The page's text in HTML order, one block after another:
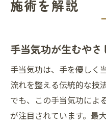
施術を解説
手当気功が生むや
手当気功は、手を優しく
流れを整える伝統的な技
でも、この手当気功によ
が注目されています。最